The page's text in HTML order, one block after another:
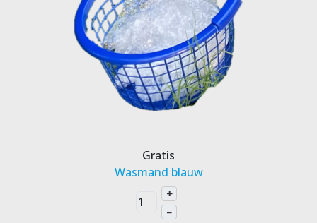
Gratis
Wasmand blauw
+
–